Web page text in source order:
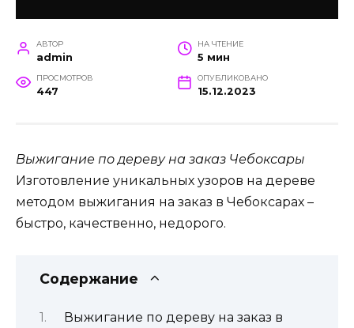
АВТОР
admin
НА ЧТЕНИЕ
5 мин
ПРОСМОТРОВ
447
ОПУБЛИКОВАНО
15.12.2023
Выжигание по дереву на заказ Чебоксары
Изготовление уникальных узоров на дереве
методом выжигания на заказ в Чебоксарах –
быстро, качественно, недорого.
Содержание
Выжигание по дереву на заказ в